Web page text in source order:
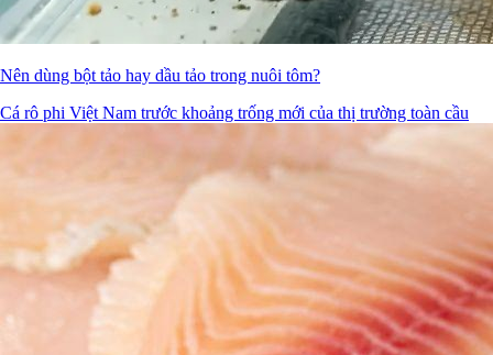
Nên dùng bột tảo hay dầu tảo trong nuôi tôm?
Cá rô phi Việt Nam trước khoảng trống mới của thị trường toàn cầu